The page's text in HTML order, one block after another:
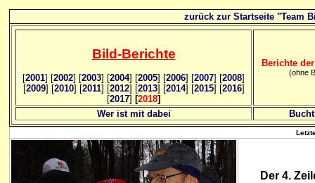
zurück zur Startseite "Team
Bild-Berichte
[2001] [2002] [2003] [2004] [2005] [2006] [2007] [2008]
[2009] [2010] [2011] [2012] [2013] [2014] [2015] [2016]
[2017] [2018]
Berichte
(ohne
Wer ist mit dabei
Der 4.